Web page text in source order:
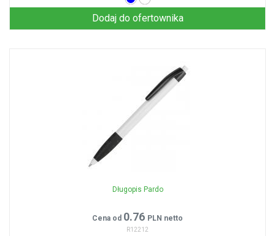
Dodaj do ofertownika
Długopis Pardo
Cena od 0.76 PLN netto
R12212